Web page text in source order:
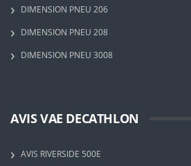
DIMENSION PNEU 206
DIMENSION PNEU 208
DIMENSION PNEU 3008
AVIS VAE DECATHLON
AVIS RIVERSIDE 500E